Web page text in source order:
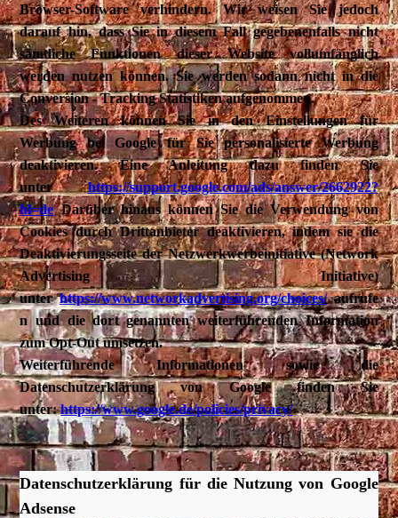
Browser-Software verhindern. Wir weisen Sie jedoch
darauf hin, dass Sie in diesem Fall gegebenenfalls nicht
sämtliche Funktionen dieser Website vollumfänglich
werden nutzen können. Sie werden sodann nicht in die
Conversion - Tracking Statistiken aufgenommen.
Des Weiteren können Sie in den Einstellungen für
Werbung bei Google für Sie personalisierte Werbung
deaktivieren. Eine Anleitung dazu finden Sie
unterhttps://support.google.com/ads/answer/2662922?
hl=deDarüber hinaus können Sie die Verwendung von
Cookies durch Drittanbieter deaktivieren, indem sie die
Deaktivierungsseite der Netzwerkwerbeinitiative (Network
Advertising Initiative)
unterhttps://www.networkadvertising.org/choices/aufrufe
n und die dort genannten weiterführenden Information
zum Opt-Out umsetzen.
Weiterführende Informationen sowie die
Datenschutzerklärung von Google finden Sie
unter:https://www.google.de/policies/privacy/
Datenschutzerklärung für die Nutzung von Google
Adsense